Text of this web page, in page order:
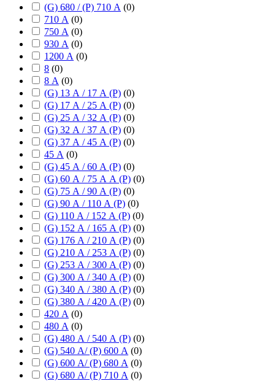
(G) 680 / (P) 710 А (0)
710 А (0)
750 А (0)
930 А (0)
1200 А (0)
8 (0)
8 А (0)
(G) 13 А / 17 А (P) (0)
(G) 17 А / 25 А (P) (0)
(G) 25 А / 32 А (P) (0)
(G) 32 А / 37 А (P) (0)
(G) 37 А / 45 А (P) (0)
45 А (0)
(G) 45 А / 60 А (P) (0)
(G) 60 А / 75 А А (P) (0)
(G) 75 А / 90 А (P) (0)
(G) 90 А / 110 А (P) (0)
(G) 110 А / 152 А (P) (0)
(G) 152 А / 165 А (P) (0)
(G) 176 А / 210 А (P) (0)
(G) 210 А / 253 А (P) (0)
(G) 253 А / 300 А (P) (0)
(G) 300 А / 340 А (P) (0)
(G) 340 А / 380 А (P) (0)
(G) 380 А / 420 А (P) (0)
420 А (0)
480 А (0)
(G) 480 А / 540 А (P) (0)
(G) 540 А/ (P) 600 А (0)
(G) 600 А/ (P) 680 А (0)
(G) 680 А/ (P) 710 А (0)